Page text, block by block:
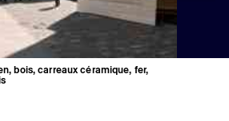
bois, carreaux céramique, fer,